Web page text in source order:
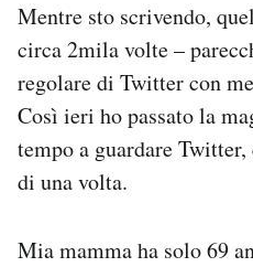
Mentre sto scrivendo,
circa 2mila volte –
regolare di Twitter con
Così ieri ho passato la
tempo a guardare
di una volta.
Mia mamma ha solo 69